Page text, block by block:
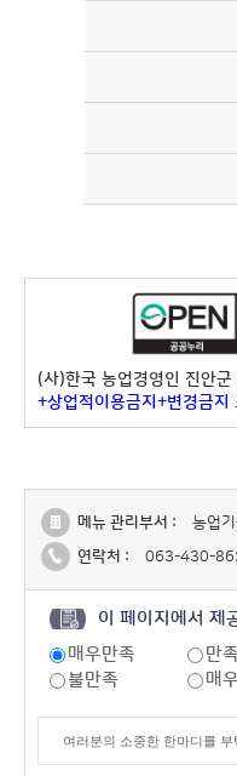
(사)한국 농업경영인 진안
+상업적이용금지+변경금지
메뉴 관리부서 :
농업
연락처 :
063-430-
이 페이지에서 제
매우만족
만족
불만족
매